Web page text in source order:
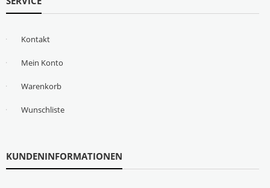
Kontakt
Mein Konto
Warenkorb
Wunschliste
KUNDENINFORMATIONEN